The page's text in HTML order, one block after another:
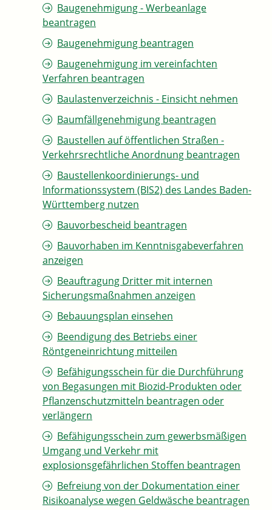
Baugenehmigung - Werbeanlage
beantragen
Baugenehmigung beantragen
Baugenehmigung im vereinfachten
Verfahren beantragen
Baulastenverzeichnis - Einsicht nehmen
Baumfällgenehmigung beantragen
Baustellen auf öffentlichen Straßen -
Verkehrsrechtliche Anordnung beantragen
Baustellenkoordinierungs- und
Informationssystem (BIS2) des Landes Baden-
Württemberg nutzen
Bauvorbescheid beantragen
Bauvorhaben im Kenntnisgabeverfahren
anzeigen
Beauftragung Dritter mit internen
Sicherungsmaßnahmen anzeigen
Bebauungsplan einsehen
Beendigung des Betriebs einer
Röntgeneinrichtung mitteilen
Befähigungsschein für die Durchführung
von Begasungen mit Biozid-Produkten oder
Pflanzenschutzmitteln beantragen oder
verlängern
Befähigungsschein zum gewerbsmäßigen
Umgang und Verkehr mit
explosionsgefährlichen Stoffen beantragen
Befreiung von der Dokumentation einer
Risikoanalyse wegen Geldwäsche beantragen